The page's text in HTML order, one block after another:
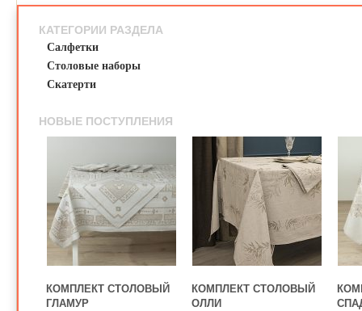
КАТЕГОРИИ РАЗДЕЛА
Салфетки
Столовые наборы
Скатерти
НОВЫЕ ПОСТУПЛЕНИЯ
КОМПЛЕКТ СТОЛОВЫЙ
ГЛАМУР
КОМПЛЕКТ СТОЛОВЫЙ
ОЛЛИ